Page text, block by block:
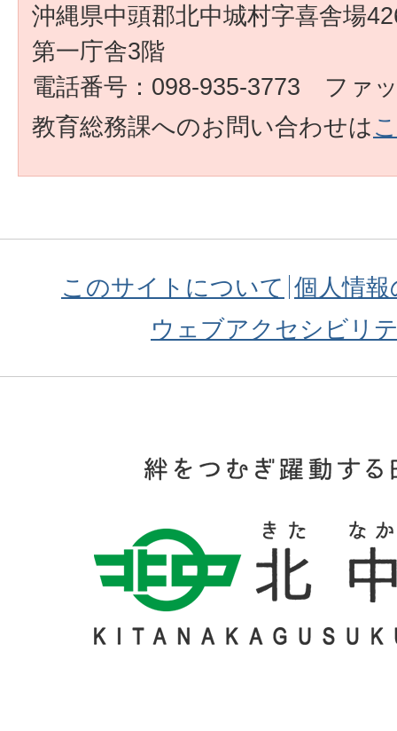
沖縄県中頭郡北中城村字喜舎場
第一庁舎3階
電話番号：098-935-3773 ファ
教育総務課へのお問い合わせは
このサイトについて 個人情
ウェブアクセシビリ